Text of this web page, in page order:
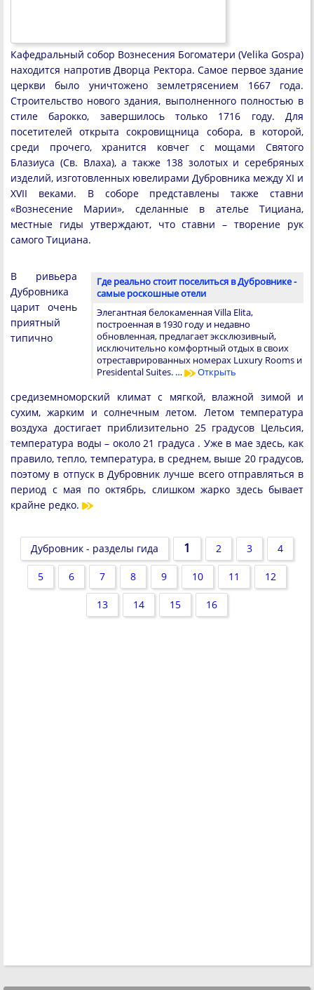
Кафедральный собор Вознесения Богоматери (Velika Gospa)
находится напротив Дворца Ректора. Самое первое здание
церкви было уничтожено землетрясением 1667 года.
Строительство нового здания, выполненного полностью в
стиле барокко, завершилось только 1716 году. Для
посетителей открыта сокровищница собора, в которой,
среди прочего, хранится ковчег с мощами Святого
Блазиуса (Св. Влаха), а также 138 золотых и серебряных
изделий, изготовленных ювелирами Дубровника между XI и
XVII веками. В соборе представлены также ставни
«Вознесение Марии», сделанные в ателье Тициана,
местные гиды утверждают, что ставни – творение рук
самого Тициана.
Где реально стоит поселиться в Дубровнике -
самые роскошные отели
Элегантная белокаменная Villa Elita,
построенная в 1930 году и недавно
обновленная, предлагает эксклюзивный,
исключительно комфортный отдых в своих
отреставрированных номерах Luxury Rooms и
Presidental Suites. …
Открыть
В ривьера
Дубровника
царит очень
приятный
типично
средиземноморский климат с мягкой, влажной зимой и
сухим, жарким и солнечным летом. Летом температура
воздуха достигает приблизительно 25 градусов Цельсия,
температура воды – около 21 градуса . Уже в мае здесь, как
правило, тепло, температура, в среднем, выше 20 градусов,
поэтому в отпуск в Дубровник лучше всего отправляться в
период с мая по октябрь, слишком жарко здесь бывает
крайне редко.
Дубровник - разделы гида 1 2 3 4
5 6 7 8 9 10 11 12
13 14 15 16